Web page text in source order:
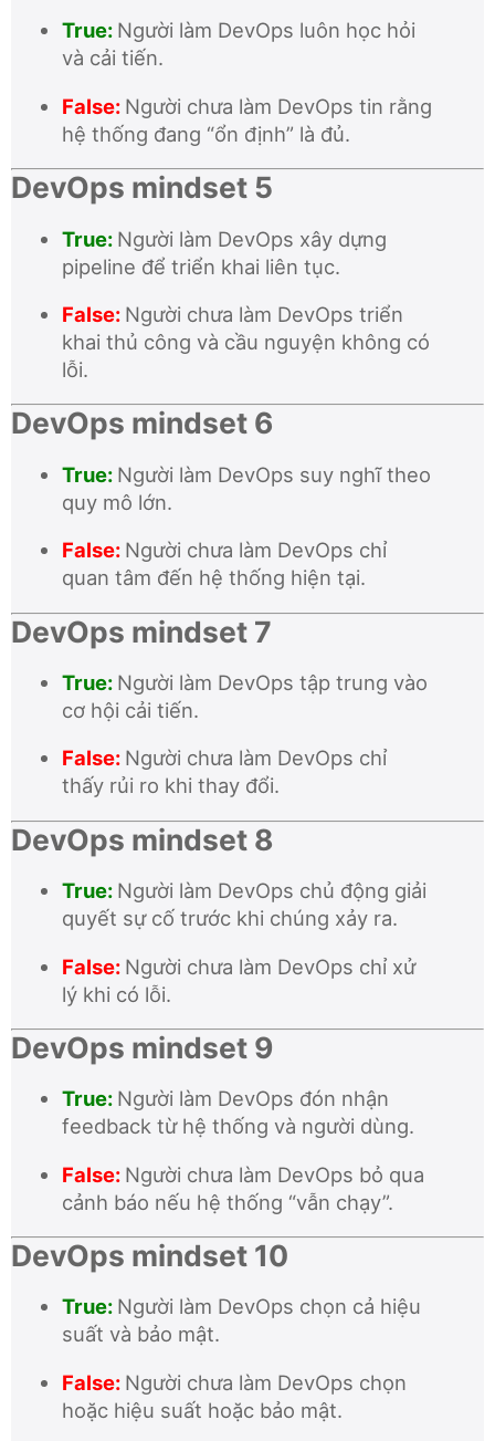
True: Người làm DevOps luôn học hỏi
và cải tiến.
False: Người chưa làm DevOps tin rằng
hệ thống đang “ổn định” là đủ.
DevOps mindset 5
True: Người làm DevOps xây dựng
pipeline để triển khai liên tục.
False: Người chưa làm DevOps triển
khai thủ công và cầu nguyện không có
lỗi.
DevOps mindset 6
True: Người làm DevOps suy nghĩ theo
quy mô lớn.
False: Người chưa làm DevOps chỉ
quan tâm đến hệ thống hiện tại.
DevOps mindset 7
True: Người làm DevOps tập trung vào
cơ hội cải tiến.
False: Người chưa làm DevOps chỉ
thấy rủi ro khi thay đổi.
DevOps mindset 8
True: Người làm DevOps chủ động giải
quyết sự cố trước khi chúng xảy ra.
False: Người chưa làm DevOps chỉ xử
lý khi có lỗi.
DevOps mindset 9
True: Người làm DevOps đón nhận
feedback từ hệ thống và người dùng.
False: Người chưa làm DevOps bỏ qua
cảnh báo nếu hệ thống “vẫn chạy”.
DevOps mindset 10
True: Người làm DevOps chọn cả hiệu
suất và bảo mật.
False: Người chưa làm DevOps chọn
hoặc hiệu suất hoặc bảo mật.